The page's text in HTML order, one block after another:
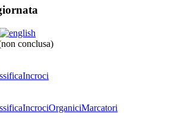
conclusa)
Incroci
IncrociOrganiciMarcatori